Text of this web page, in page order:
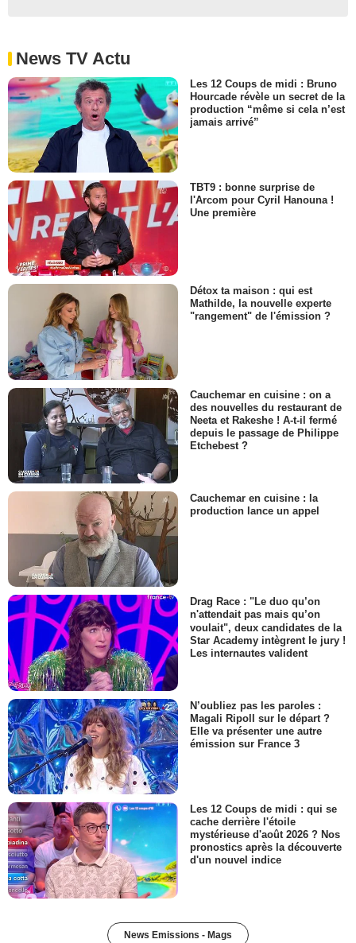
News TV Actu
Les 12 Coups de midi : Bruno
Hourcade révèle un secret de la
production “même si cela n’est
jamais arrivé”
TBT9 : bonne surprise de
l'Arcom pour Cyril Hanouna !
Une première
Détox ta maison : qui est
Mathilde, la nouvelle experte
"rangement" de l'émission ?
Cauchemar en cuisine : on a
des nouvelles du restaurant de
Neeta et Rakeshe ! A-t-il fermé
depuis le passage de Philippe
Etchebest ?
Cauchemar en cuisine : la
production lance un appel
Drag Race : "Le duo qu’on
n'attendait pas mais qu’on
voulait", deux candidates de la
Star Academy intègrent le jury !
Les internautes valident
N’oubliez pas les paroles :
Magali Ripoll sur le départ ?
Elle va présenter une autre
émission sur France 3
Les 12 Coups de midi : qui se
cache derrière l'étoile
mystérieuse d'août 2026 ? Nos
pronostics après la découverte
d'un nouvel indice
News Emissions - Mags